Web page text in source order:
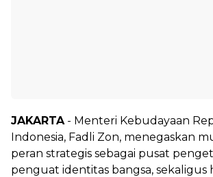
JAKARTA- Menteri Kebudayaan
Indonesia, Fadli Zon, menegaskan
peran strategis sebagai pusat
penguat identitas bangsa,